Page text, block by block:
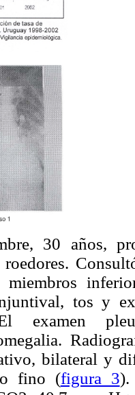
30 años,
miembros
tos y
examen
bilateral y
fino (figura 3).